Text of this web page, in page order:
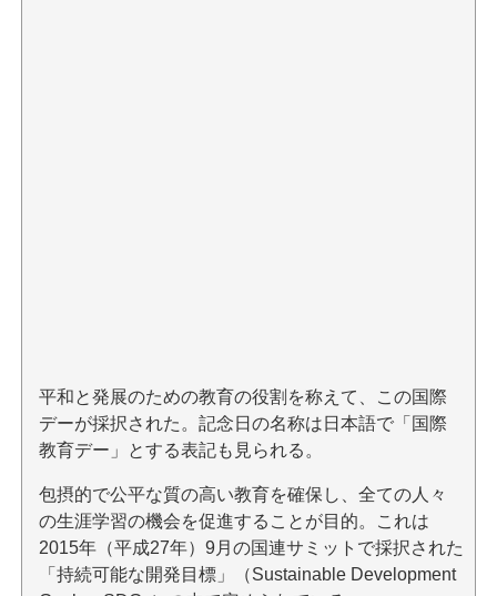
平和と発展のための教育の役割を称えて、この国際
デーが採択された。記念日の名称は日本語で「国際
教育デー」とする表記も見られる。
包摂的で公平な質の高い教育を確保し、全ての人々
の生涯学習の機会を促進することが目的。これは
2015年（平成27年）9月の国連サミットで採択された
「持続可能な開発目標」（Sustainable Development